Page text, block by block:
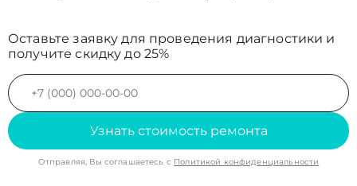
Оставьте заявку для проведения диагностики и
получите скидку до 25%
Узнать стоимость ремонта
Отправляя, Вы соглашаетесь с Политикой конфиденциальности